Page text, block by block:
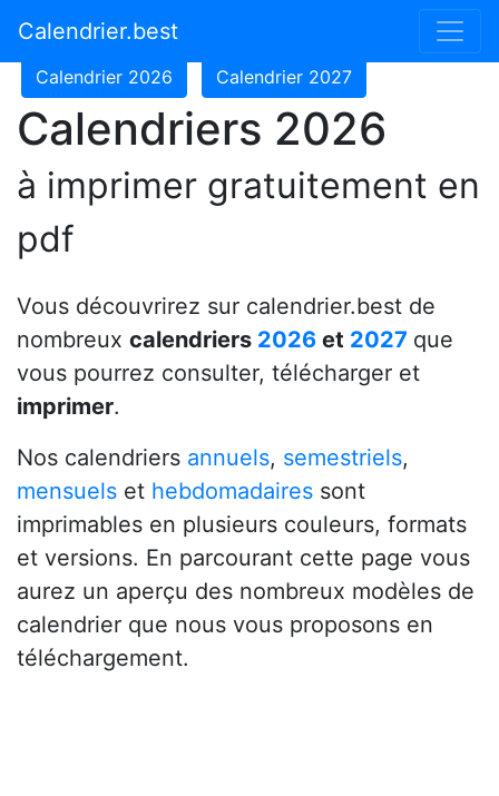
Calendrier.best
Calendrier 2024
Calendrier 2026 Calendrier 2027
Calendriers 2026
à imprimer gratuitement en
pdf
Vous découvrirez sur calendrier.best de
nombreux calendriers 2026 et 2027 que
vous pourrez consulter, télécharger et
imprimer.
Nos calendriers annuels, semestriels,
mensuels et hebdomadaires sont
imprimables en plusieurs couleurs, formats
et versions. En parcourant cette page vous
aurez un aperçu des nombreux modèles de
calendrier que nous vous proposons en
téléchargement.